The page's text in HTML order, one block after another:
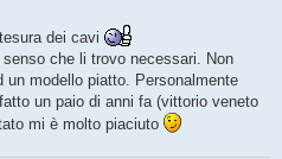
dei cavi
che li trovo necessari. Non
modello piatto. Personalmente
un paio di anni fa (vittorio veneto
mi è molto piaciuto